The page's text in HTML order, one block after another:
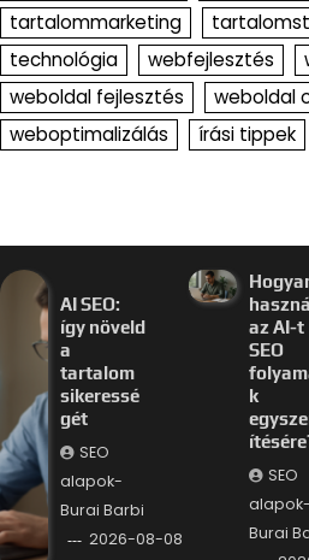
tartalommarketing
technológia
webfejlesztés
weboldal fejlesztés
weboldal
weboptimalizálás
írási tippek
AI SEO:
így növeld
a
tartalom
sikeressé
gét
SEO
alapok-
Burai Barbi
2026-08-08
az AI-t
SEO
k
SEO
alapok-
Burai